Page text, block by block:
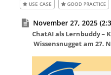
USE CASE GOOD PRACTICE
November 27, 2025
ChatAI als Lernbuddy –
Wissensnugget am 27.